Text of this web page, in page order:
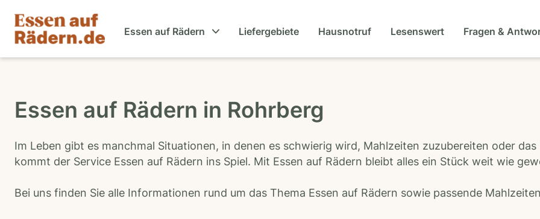
Essen auf Rädern Liefergebiete Hausnotruf Lesenswert Fragen &
Essen auf Rädern in Rohrberg
Im Leben gibt es manchmal Situationen, in denen es schwierig wird, Mahlzeiten zuzubereiten oder
kommt der Service Essen auf Rädern ins Spiel. Mit Essen auf Rädern bleibt alles ein Stück weit wie
Bei uns finden Sie alle Informationen rund um das Thema Essen auf Rädern sowie passende